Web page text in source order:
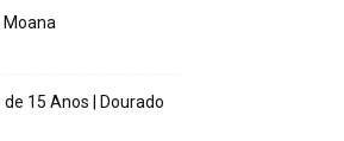
Moana
15 Anos | Dourado